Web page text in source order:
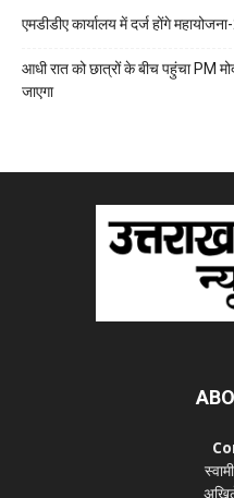
एमडीडीए कार्यालय में दर्ज होंगे
आधी रात को छात्रों के बीच पहुंचा PM
जाएगा